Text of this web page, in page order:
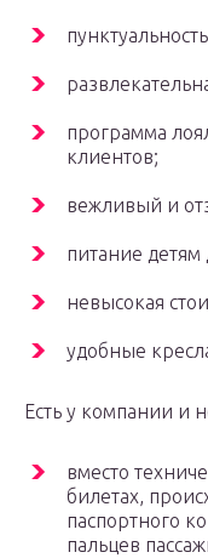
программа
клиентов;
вежливый и
питание детям
невысокая
удобные
Есть у компании и
вместо
билетах,
паспортного
пальцев